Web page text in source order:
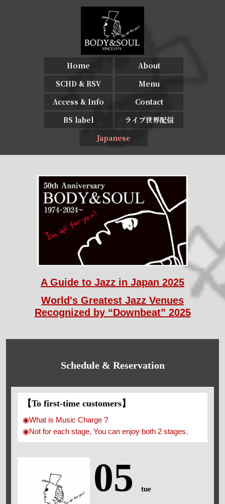
Home
About
SCHD & RSV
Menu
Access & Info
Contact
BS label
ライブ世界配信
Japanese
A Guide to Jazz in Japan 2025
World's Greatest Jazz Venues
Recognized by “Downbeat” 2025
Schedule & Reservation
【To first-time customers】
◉What is Music Charge ?
◉Not for each stage, You can enjoy both 2 stages.
05 tue